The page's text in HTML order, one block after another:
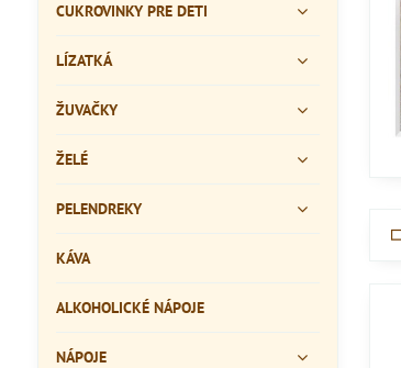
CUKROVINKY PRE DETI
LÍZATKÁ
ŽUVAČKY
ŽELÉ
PELENDREKY
KÁVA
ALKOHOLICKÉ NÁPOJE
NÁPOJE